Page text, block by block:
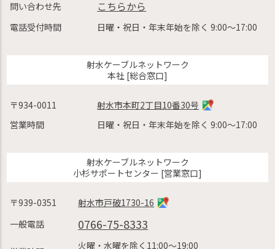
問い合わせ先 こちらから
電話受付時間 日曜・祝日・年末年始を除く 9:00〜17:00
射水ケーブルネットワーク
本社 [総合窓口]
〒934-0011
射水市本町2丁目10番30号
営業時間
日曜・祝日・年末年始を除く 9:00〜17:00
射水ケーブルネットワーク
小杉サポートセンター [営業窓口]
〒939-0351
射水市戸破1730-16
一般電話
0766-75-8333
火曜・水曜を除く11:00〜19:00